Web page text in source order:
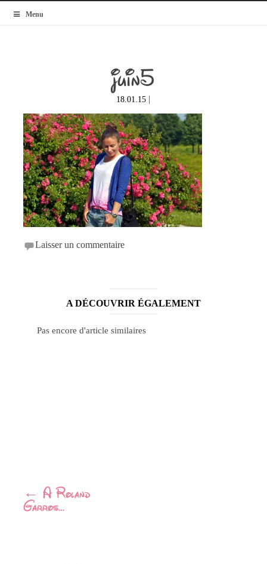
Menu
MyBlogMode
juin5
18.01.15 |
Laisser un commentaire
A DÉCOUVRIR ÉGALEMENT
Pas encore d'article similaires
Navigation
Article
← A Roland
Garros…